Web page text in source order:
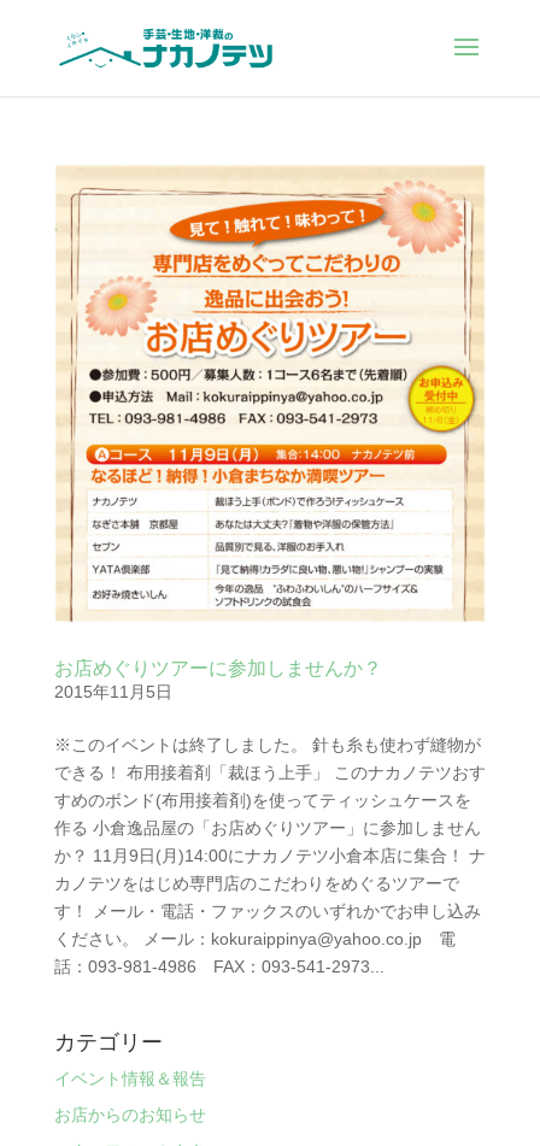
お店めぐりツアーに参加しませんか？
2015年11月5日
※このイベントは終了しました。 針も糸も使わず縫物が
できる！ 布用接着剤「裁ほう上手」 このナカノテツおす
すめのボンド(布用接着剤)を使ってティッシュケースを
作る 小倉逸品屋の「お店めぐりツアー」に参加しません
か？ 11月9日(月)14:00にナカノテツ小倉本店に集合！ ナ
カノテツをはじめ専門店のこだわりをめぐるツアーで
す！ メール・電話・ファックスのいずれかでお申し込み
ください。 メール：kokuraippinya@yahoo.co.jp 電
話：093-981-4986 FAX：093-541-2973...
カテゴリー
イベント情報＆報告
お店からのお知らせ